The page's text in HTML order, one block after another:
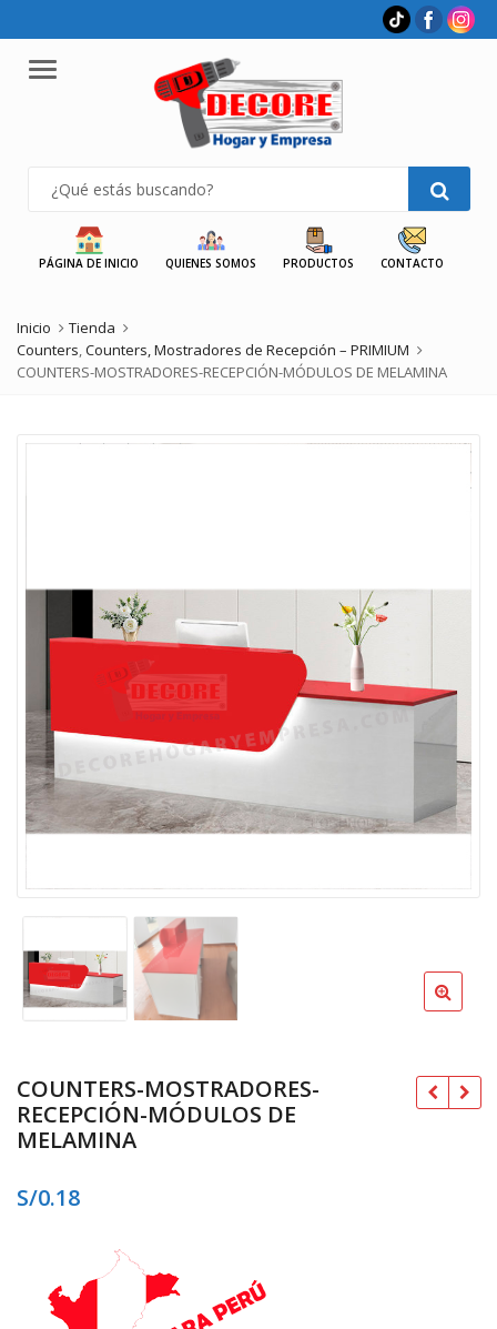
Menu
PÁGINA DE INICIO QUIENES SOMOS PRODUCTOS CONTACTO
Inicio
Tienda
Counters,Counters, Mostradores de Recepción – PRIMIUM
COUNTERS-MOSTRADORES-RECEPCIÓN-MÓDULOS DE MELAMINA
COUNTERS-MOSTRADORES-
RECEPCIÓN-MÓDULOS DE
MELAMINA
S/0.18